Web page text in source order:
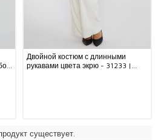
Двойной костюм с длинными
рукавами цвета экрю - 31233 |
существует.